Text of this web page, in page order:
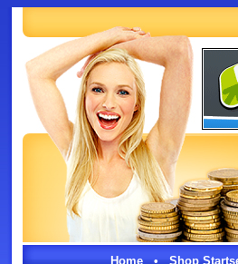
Home•Shop